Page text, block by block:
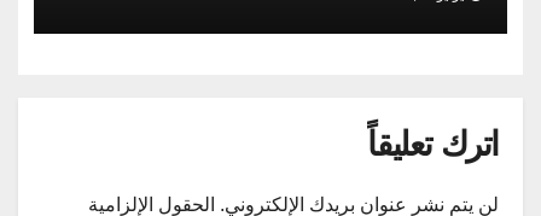
اترك تعليقاً
لن يتم نشر عنوان بريدك الإلكتروني. الحقول الإلزامية